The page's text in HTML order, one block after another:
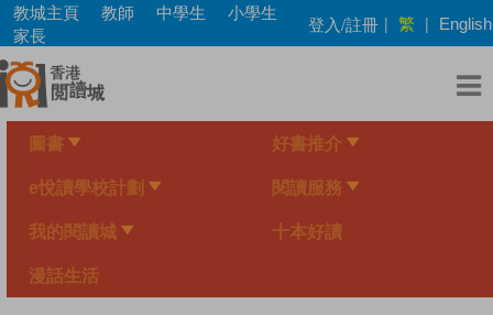
Skip
main
content
教城主頁 教師 中學生
小學生
家長
登入/註冊 | 繁 | English
圖書 好書推介
e悅讀學校計劃 閱讀服務
我的閱讀城 十本好讀
漫話生活